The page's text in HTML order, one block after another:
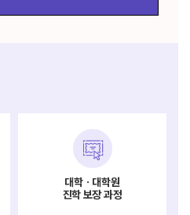
대학ㆍ대학원
진학 보장 과정